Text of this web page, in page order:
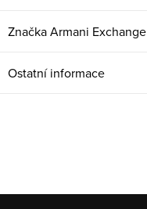
ZnačkaArmani Exchange
Ostatní informace